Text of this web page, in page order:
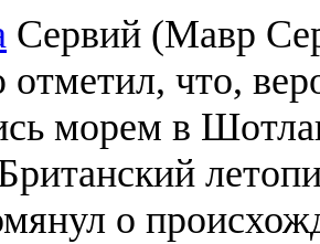
Сервий (Мавр
что,
морем в
о